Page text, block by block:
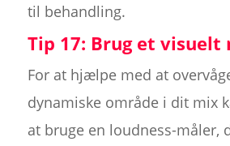
til behandling.
Tip 17: Brug et visuelt
For at hjælpe med at
dynamiske område i dit mix
at bruge en loudness-måler,